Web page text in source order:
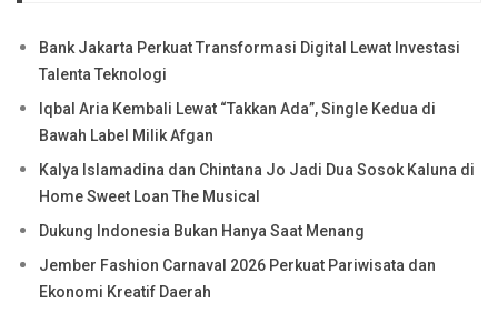
Bank Jakarta Perkuat Transformasi Digital Lewat Investasi
Talenta Teknologi
Iqbal Aria Kembali Lewat “Takkan Ada”, Single Kedua di
Bawah Label Milik Afgan
Kalya Islamadina dan Chintana Jo Jadi Dua Sosok Kaluna di
Home Sweet Loan The Musical
Dukung Indonesia Bukan Hanya Saat Menang
Jember Fashion Carnaval 2026 Perkuat Pariwisata dan
Ekonomi Kreatif Daerah